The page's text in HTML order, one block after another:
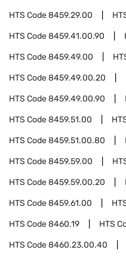
HTS Code8459.29.00
HTS Code8459.41.00.90
HTS Code8459.49.00
HTS Code8459.49.00.20
HTS Code8459.49.00.90
HTS Code8459.51.00
HTS Code8459.51.00.80
HTS Code8459.59.00
HTS Code8459.59.00.20
HTS Code8459.61.00
HTS Code8460.19 HTS
HTS Code8460.23.00.40